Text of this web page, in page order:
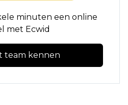
minuten een online
met Ecwid
team kennen